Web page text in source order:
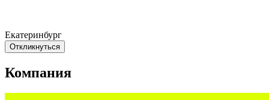
Екатеринбург
Откликнуться
Компания